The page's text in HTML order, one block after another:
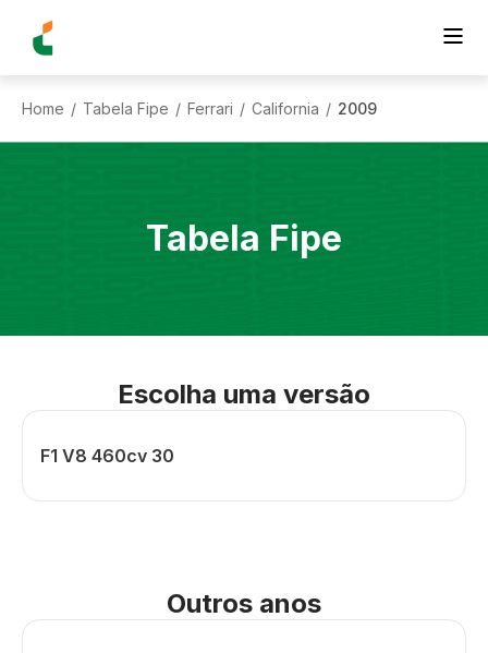
Home / Tabela Fipe / Ferrari / California / 2009
Tabela Fipe
Escolha uma versão
F1 V8 460cv 30
Outros anos